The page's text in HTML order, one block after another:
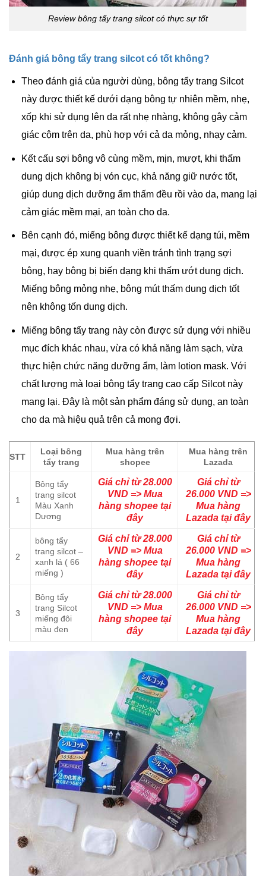
Review bông tẩy trang silcot có thực sự tốt
Đánh giá bông tẩy trang silcot có tốt không?
Theo đánh giá của người dùng, bông tẩy trang Silcot
này được thiết kế dưới dạng bông tự nhiên mềm, nhẹ,
xốp khi sử dụng lên da rất nhẹ nhàng, không gây cảm
giác cộm trên da, phù hợp với cả da mỏng, nhạy cảm.
Kết cấu sợi bông vô cùng mềm, mịn, mượt, khi thấm
dung dịch không bị vón cục, khả năng giữ nước tốt,
giúp dung dịch dưỡng ẩm thấm đều rồi vào da, mang lại
cảm giác mềm mại, an toàn cho da.
Bên cạnh đó, miếng bông được thiết kế dạng túi, mềm
mại, được ép xung quanh viền tránh tình trạng sợi
bông, hay bông bị biến dạng khi thấm ướt dung dịch.
Miếng bông mỏng nhẹ, bông mút thấm dung dịch tốt
nên không tốn dung dịch.
Miếng bông tẩy trang này còn được sử dụng với nhiều
mục đích khác nhau, vừa có khả năng làm sạch, vừa
thực hiện chức năng dưỡng ẩm, làm lotion mask. Với
chất lượng mà loại bông tẩy trang cao cấp Silcot này
mang lại. Đây là một sản phẩm đáng sử dụng, an toàn
cho da mà hiệu quả trên cả mong đợi.
STT
Loại bông
tẩy trang
Mua hàng trên
shopee
Mua hàng trên
Lazada
1
Bông tẩy
trang silcot
Màu Xanh
Dương
Giá chỉ từ 28.000
VND => Mua
hàng shopee tại
đây
Giá chỉ từ
26.000 VND =>
Mua hàng
Lazada tại đây
2
bông tẩy
trang silcot –
xanh lá ( 66
miếng )
Giá chỉ từ 28.000
VND => Mua
hàng shopee tại
đây
Giá chỉ từ
26.000 VND =>
Mua hàng
Lazada tại đây
3
Bông tẩy
trang Silcot
miếng đôi
màu đen
Giá chỉ từ 28.000
VND => Mua
hàng shopee tại
đây
Giá chỉ từ
26.000 VND =>
Mua hàng
Lazada tại đây